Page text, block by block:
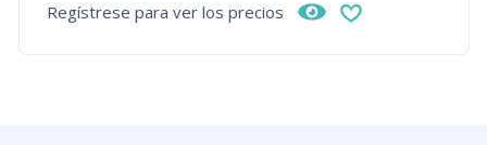
Regístrese para ver los precios